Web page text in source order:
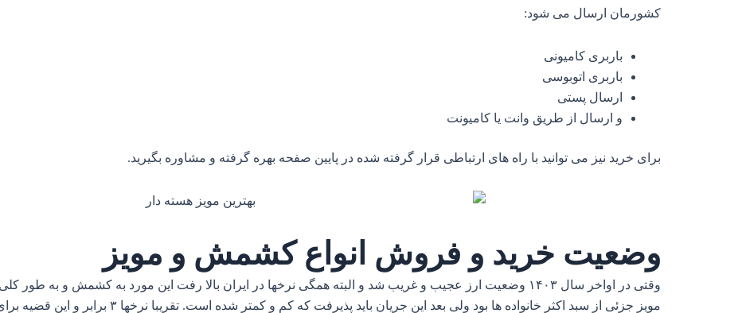
کشورمان ارسال می شود:
باربری کامیونی
باربری اتوبوسی
ارسال پستی
و ارسال از طریق وانت یا کامیونت
برای خرید نیز می توانید با راه های ارتباطی قرار گرفته شده در پایین صفحه بهره گرفته و مشاوره بگیرید.
وضعیت خرید و فروش انواع کشمش و مویز
وقتی در اواخر سال ۱۴۰۳ وضعیت ارز عجیب و غریب شد و البته همگی نرخها در ایران بالا رفت این مورد به کشمش و
مویز جزئی از سبد اکثر خانواده ها بود ولی بعد این